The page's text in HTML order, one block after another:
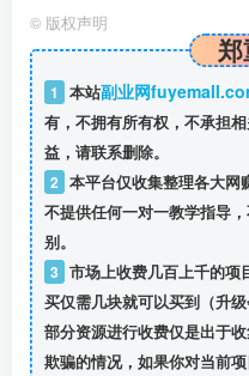
© 版权声明
1 本站副业网
有，不拥有所有权，不承担
益，请联系删除。
2 本平台仅收集整理各大网
不提供任何一对一教学指导
别。
3 市场上收费几百上千的项
买仅需几块就可以买到（升
部分资源进行收费仅是出于
欺骗的情况，如果你对当前